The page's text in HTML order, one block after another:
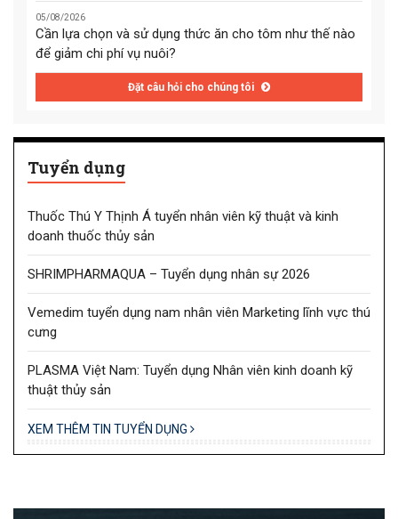
05/08/2026
Cần lựa chọn và sử dụng thức ăn cho tôm như thế nào
để giảm chi phí vụ nuôi?
Đặt câu hỏi cho chúng tôi
Tuyển dụng
Thuốc Thú Y Thịnh Á tuyển nhân viên kỹ thuật và kinh
doanh thuốc thủy sản
SHRIMPHARMAQUA – Tuyển dụng nhân sự 2026
Vemedim tuyển dụng nam nhân viên Marketing lĩnh vực thú
cưng
PLASMA Việt Nam: Tuyển dụng Nhân viên kinh doanh kỹ
thuật thủy sản
XEM THÊM TIN TUYỂN DỤNG